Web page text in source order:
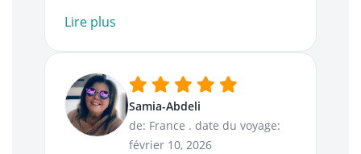
Lire plus
Samia-Abdeli
de: France . date du voyage:
février 10, 2026